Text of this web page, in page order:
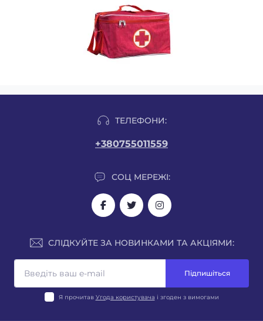
ТЕЛЕФОНИ:
+380755011559
СОЦ МЕРЕЖІ:
СЛІДКУЙТЕ ЗА НОВИНКАМИ ТА АКЦІЯМИ:
Підпишіться
Я прочитав Угода користувача і згоден з вимогами